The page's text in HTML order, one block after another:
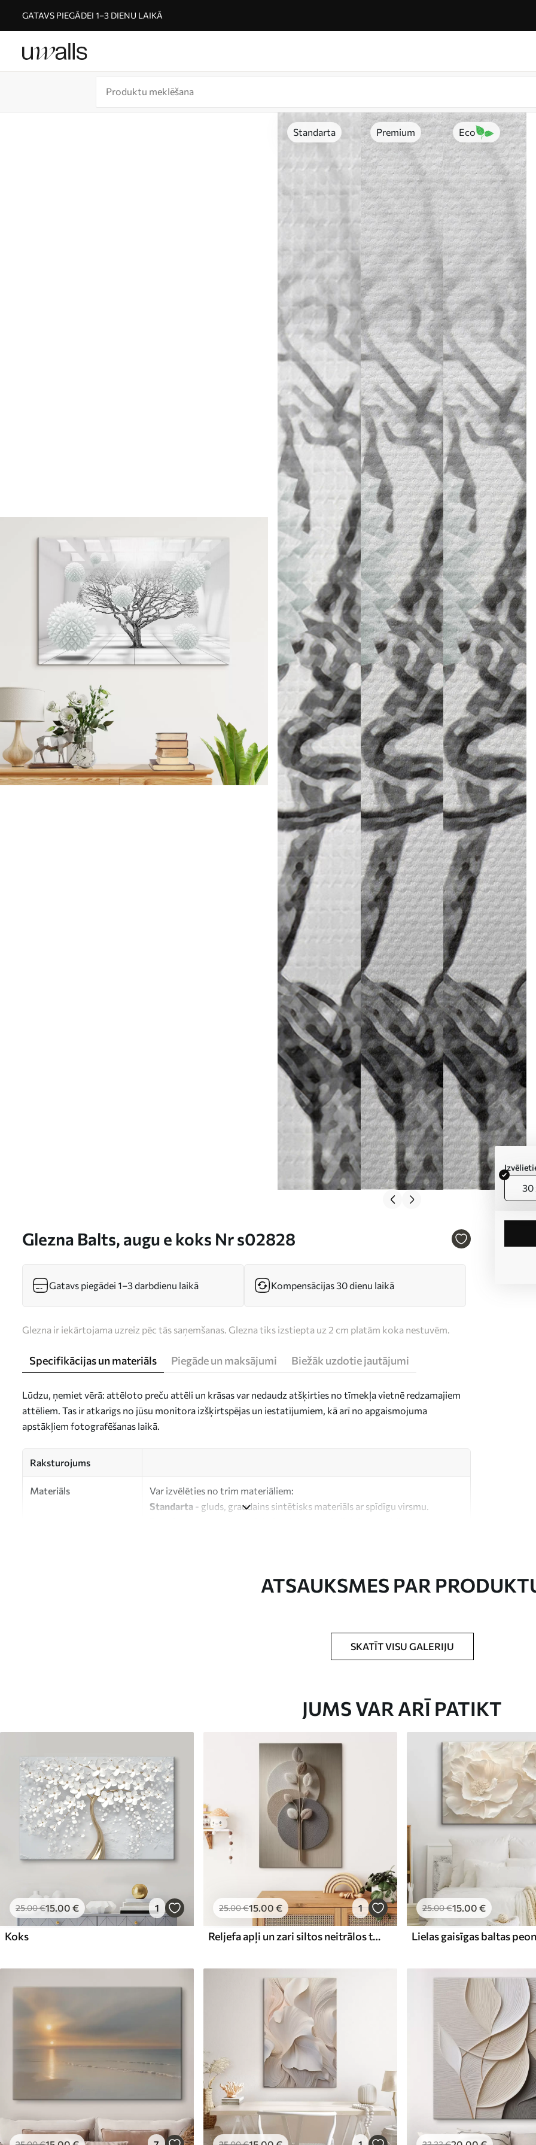
GATAVS PIEGĀDEI 1–3 DIENU LAIKĀ
Standarta Premium Eco
Glezna Balts, augu e koks Nr s02828
30
Gatavs piegādei 1–3 darbdienu laikā Kompensācijas 30 dienu laikā
Glezna ir iekārtojama uzreiz pēc tās saņemšanas. Glezna tiks izstiepta uz 2 cm platām koka nestuvēm.
Specifikācijas un materiāls Piegāde un maksājumi Biežāk uzdotie jautājumi
Lūdzu, ņemiet vērā: attēloto preču attēli un krāsas var nedaudz atšķirties no tīmekļa vietnē redzamajiem
attēliem. Tas ir atkarīgs no jūsu monitora izšķirtspējas un iestatījumiem, kā arī no apgaismojuma
apstākļiem fotografēšanas laikā.
Raksturojums
Materiāls
Var izvēlēties no trim materiāliem:
Standarta - gluds, graudains sintētisks materiāls ar spīdīgu virsmu.
Eco-Premium
ATSAUKSMES PAR
SKATĪT VISU GALERIJU
JUMS VAR ARĪ PATIKT
25.00€15.00 € 1
Koks
25.00€15.00 € 1
Reljefa apļi un zari siltos neitrālos toņos
25.00€15.00 €
Lielas gaisīgas baltas